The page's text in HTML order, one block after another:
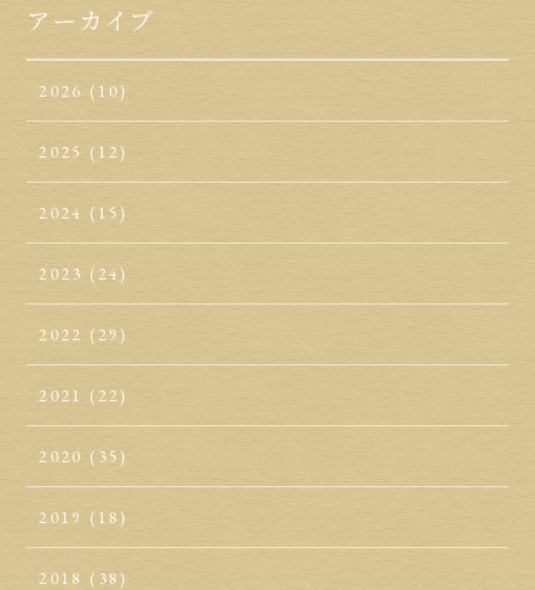
アーカイブ
2026 (10)
2025 (12)
2024 (15)
2023 (24)
2022 (29)
2021 (22)
2020 (35)
2019 (18)
2018 (38)